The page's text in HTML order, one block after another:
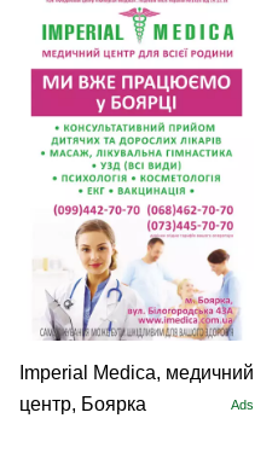
Imperial Medica, медичний
центр, Боярка
Ads